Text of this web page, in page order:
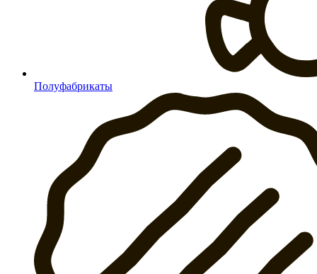
Полуфабрикаты